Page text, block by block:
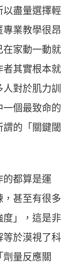
以盡量選擇輕
業教學很昂
在家動一動就
者其實根本就
對於肌力訓
一個最致命的
的「關鍵閾
的都算是運
甚至有很多
度」，這是非
等於漠視了科
量反應關